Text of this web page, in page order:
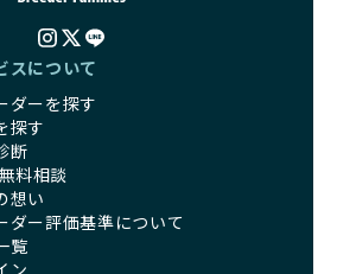
スについて
ダーを探す
探す
断
料相談
想い
ダー評価基準について
覧